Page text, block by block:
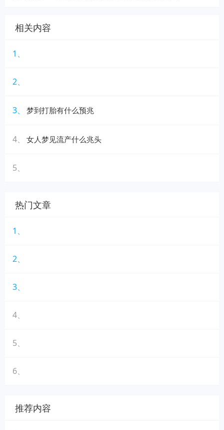
相关内容
1、
2、
3、 梦到打胎有什么预兆
4、 女人梦见流产什么兆头
5、
热门文章
1、
2、
3、
4、
5、
6、
推荐内容